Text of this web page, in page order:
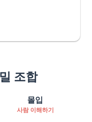
조합
몰입
사람 이해하기